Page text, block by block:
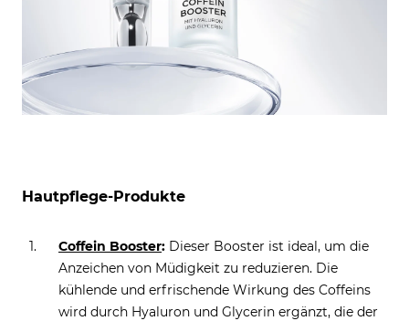
Hautpflege-Produkte
Coffein Booster: Dieser Booster ist ideal, um die
Anzeichen von Müdigkeit zu reduzieren. Die
kühlende und erfrischende Wirkung des Coffeins
wird durch Hyaluron und Glycerin ergänzt, die der